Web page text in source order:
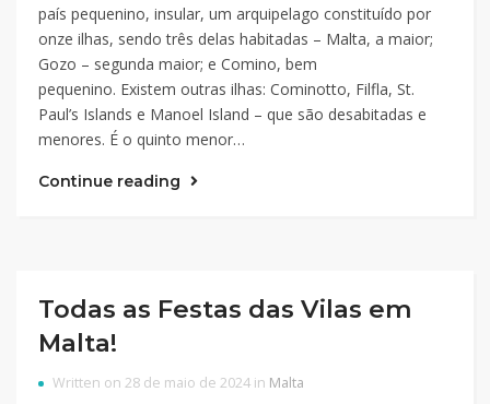
país pequenino, insular, um arquipelago constituído por
onze ilhas, sendo três delas habitadas – Malta, a maior;
Gozo – segunda maior; e Comino, bem
pequenino. Existem outras ilhas: Cominotto, Filfla, St.
Paul’s Islands e Manoel Island – que são desabitadas e
menores. É o quinto menor…
Continue reading
Todas as Festas das Vilas em
Malta!
Written on 28 de maio de 2024 in Malta